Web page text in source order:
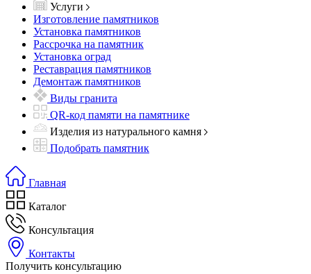
Услуги
Изготовление памятников
Установка памятников
Рассрочка на памятник
Установка оград
Реставрация памятников
Демонтаж памятников
Виды гранита
QR-код памяти на памятнике
Изделия из натурального камня
Подобрать памятник
Главная
Каталог
Консультация
Контакты
Получить консультацию